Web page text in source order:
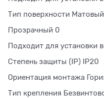
Тип поверхности
Прозрачный 0
Подходит для установки
Степень защиты (IP) IP20
Ориентация монтажа
Тип крепления